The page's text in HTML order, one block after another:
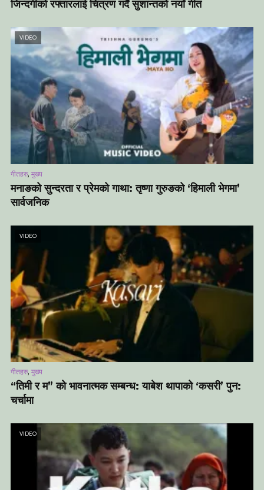
जिन्दगीको रफ्तारलाई चित्रण गर्दै सुशान्तको नयाँ गीत
VIDEO
गीतहरु, मुख्य
मनाङको सुन्दरता र प्रेमको गाथा: तृष्णा गुरुङको ‘हिमाली भेगमा’
सार्वजनिक
VIDEO
गीतहरु, मुख्य
“तिमी र म” को भावनात्मक सम्बन्ध: याबेश थापाको ‘कसरी’ पुन:
चर्चामा
VIDEO